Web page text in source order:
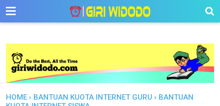
-->
HOME › BANTUAN KUOTA INTERNET GURU › BANTUAN